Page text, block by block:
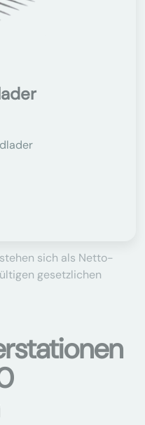
sich als Netto-
gesetzlichen